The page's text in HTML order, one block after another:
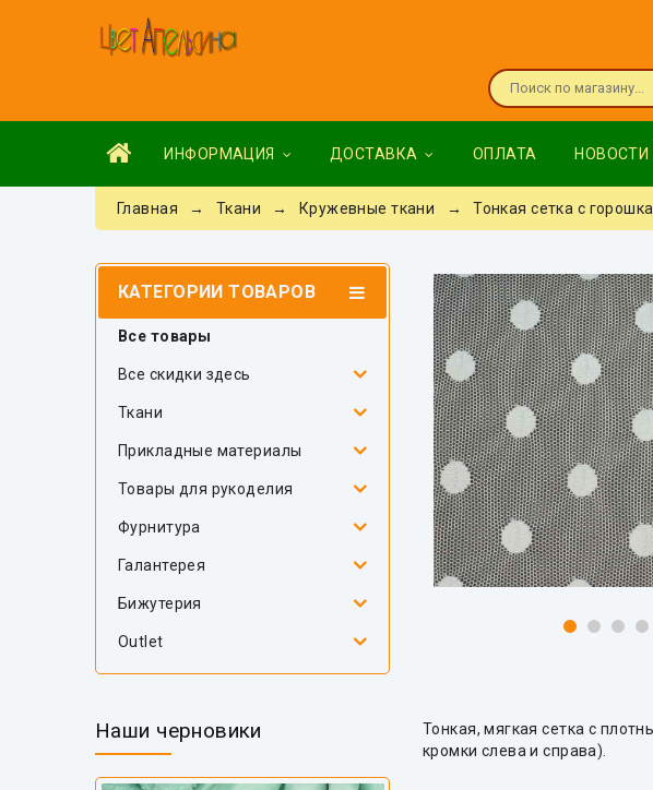
ИНФОРМАЦИЯ ДОСТАВКА ОПЛАТА НОВОСТИ
Главная → Ткани → Кружевные ткани → Тонкая сетка с
Тонкая, мягкая сетка с
кромки слева и справа).
КАТЕГОРИИ ТОВАРОВ
Все товары
Все скидки здесь
Ткани
Прикладные материалы
Товары для рукоделия
Фурнитура
Галантерея
Бижутерия
Outlet
Наши черновики